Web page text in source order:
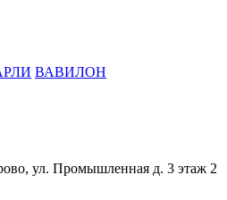
ВАВИЛОН
ул. Промышленная д. 3 этаж 2